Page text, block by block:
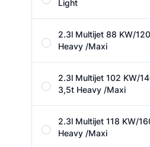
Light
2.3l Multijet 88 KW/
Heavy /Maxi
2.3l Multijet 102 KW/
3,5t Heavy /Maxi
2.3l Multijet 118 KW/
Heavy /Maxi